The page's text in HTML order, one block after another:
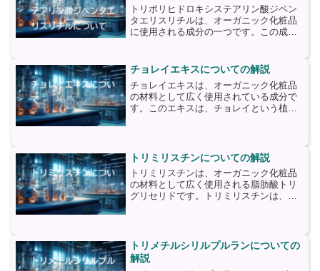
トリポリヒドロキシステアリン酸ジペン
タエリスリチルは、オーガニック化粧品
に使用される成分の一つです。この成分
タエリスリチルを結合させたものです。
トリポリヒドロキシステア...
チョレイエキスについての解説
チョレイエキスは、オーガニック化粧品
の材料として広く使用されている成分で
す。このエキスは、チョレイという植物
ョレイエキスは、その豊富...
トリミリスチンについての解説
トリミリスチンは、オーガニック化粧品
の材料として広く使用される脂肪酸トリ
グリセリドです。トリミリスチンは、パ
まず、トリミリスチンはエ...
トリメチルシリルプルランについての
解説